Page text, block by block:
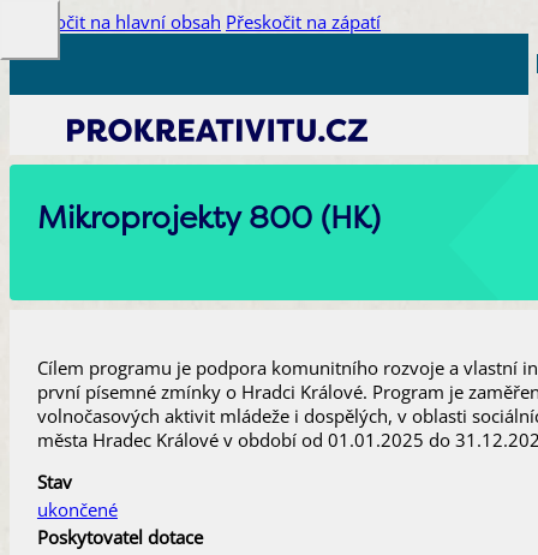
Přeskočit na hlavní obsah Přeskočit na zápatí
Mikroprojekty 800 (HK)
Cílem programu je podpora komunitního rozvoje a vlastní
první písemné zmínky o Hradci Králové. Program je
volnočasových aktivit mládeže i dospělých, v oblasti
města Hradec Králové v období od 01.01.2025 do
Stav
ukončené
Poskytovatel dotace